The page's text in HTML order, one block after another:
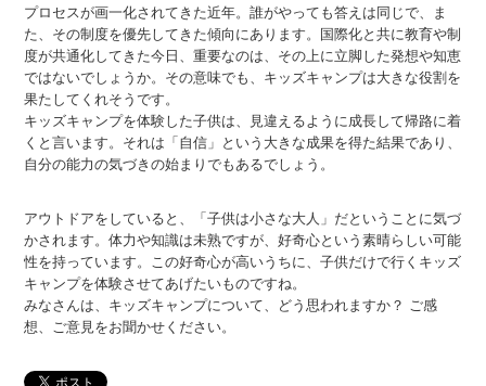
プロセスが画一化されてきた近年。誰がやっても答えは同じで、ま
た、その制度を優先してきた傾向にあります。国際化と共に教育や制
度が共通化してきた今日、重要なのは、その上に立脚した発想や知恵
ではないでしょうか。その意味でも、キッズキャンプは大きな役割を
果たしてくれそうです。
キッズキャンプを体験した子供は、見違えるように成長して帰路に着
くと言います。それは「自信」という大きな成果を得た結果であり、
自分の能力の気づきの始まりでもあるでしょう。
アウトドアをしていると、「子供は小さな大人」だということに気づ
かされます。体力や知識は未熟ですが、好奇心という素晴らしい可能
性を持っています。この好奇心が高いうちに、子供だけで行くキッズ
キャンプを体験させてあげたいものですね。
みなさんは、キッズキャンプについて、どう思われますか？ ご感
想、ご意見をお聞かせください。